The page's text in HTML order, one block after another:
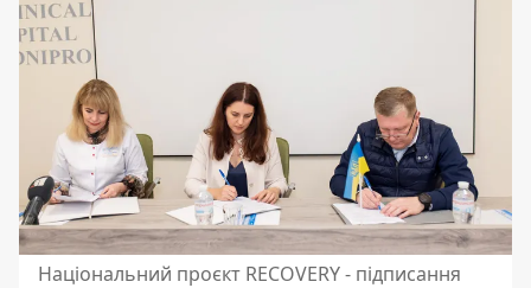
Національний проєкт RECOVERY - підписання